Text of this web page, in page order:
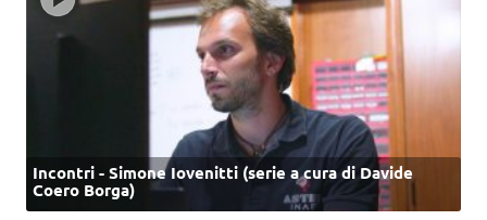
Incontri - Simone Iovenitti (serie a cura di Davide
Coero Borga)